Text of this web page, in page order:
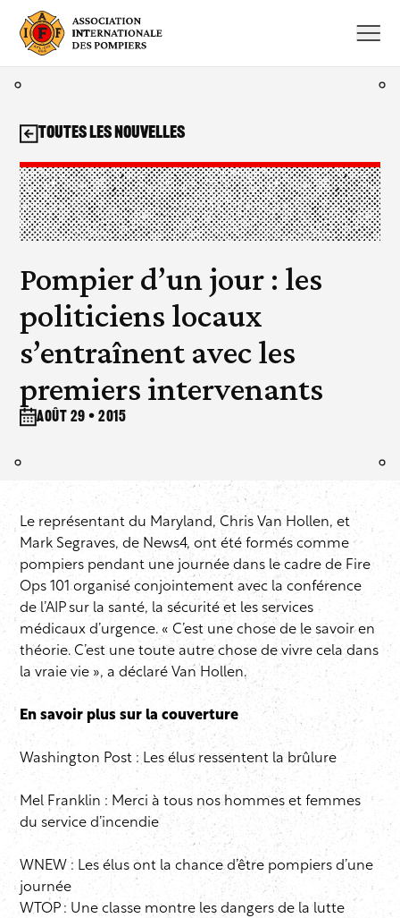
contenu
Pompier d’un jour : les
politiciens locaux
s’entraînent avec les
premiers intervenants
août 29 • 2015
Toutes les nouvelles
Le représentant du Maryland, Chris Van Hollen, et
Mark Segraves, de News4, ont été formés comme
pompiers pendant une journée dans le cadre deFire
Ops 101organisé conjointement avec la conférence
de l’AIP sur la santé, la sécurité et les services
médicaux d’urgence. « C’est une chose de le savoir en
théorie. C’est une toute autre chose de vivre cela dans
la vraie vie », a déclaré Van Hollen.
En savoir plus sur la couverture
Washington Post : Les élus ressentent la brûlure
Mel Franklin : Merci à tous nos hommes et femmes
du service d’incendie
WNEW : Les élus ont la chance d’être pompiers d’une
journée
WTOP : Une classe montre les dangers de la lutte